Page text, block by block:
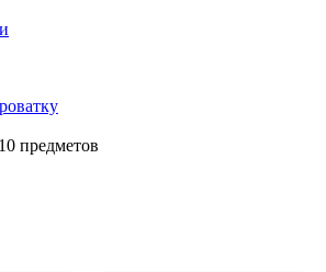
предметов